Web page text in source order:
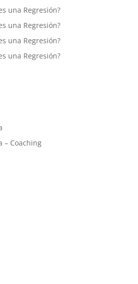
una Regresión?
una Regresión?
una Regresión?
una Regresión?
– Coaching